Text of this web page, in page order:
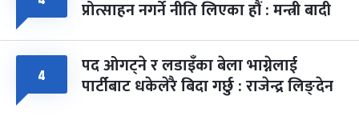
प्रोत्साहन नगर्ने नीति लिएका हौं : मन्त्री बादी
४ पद ओगट्ने र लडाइँका बेला भाग्नेलाई
पार्टीबाट धकेलेरै बिदा गर्छु : राजेन्द्र लिङ्देन